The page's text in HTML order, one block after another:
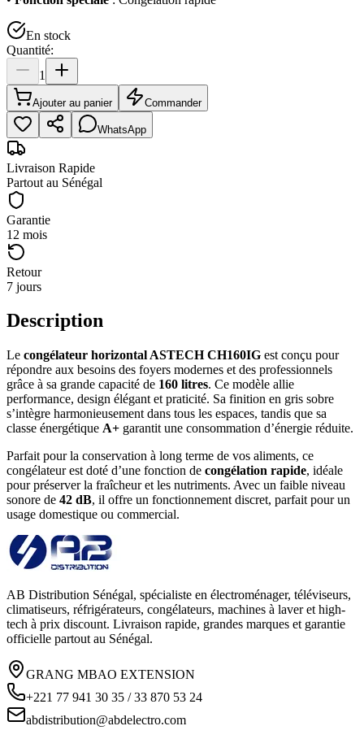
En stock
Quantité:
1
Ajouter au panier Commander
WhatsApp
Livraison Rapide
Partout au Sénégal
Garantie
12 mois
Retour
7 jours
Description
Le congélateur horizontal ASTECH CH160IG est conçu pour
répondre aux besoins des foyers modernes et des professionnels
grâce à sa grande capacité de 160 litres. Ce modèle allie
performance, design élégant et praticité. Sa finition en gris sobre
s’intègre harmonieusement dans tous les espaces, tandis que sa
classe énergétique A+ garantit une consommation d’énergie réduite.
Parfait pour la conservation à long terme de vos aliments, ce
congélateur est doté d’une fonction de congélation rapide, idéale
pour préserver la fraîcheur et les nutriments. Avec un faible niveau
sonore de 42 dB, il offre un fonctionnement discret, parfait pour un
usage domestique ou commercial.
AB Distribution Sénégal, spécialiste en électroménager, téléviseurs,
climatiseurs, réfrigérateurs, congélateurs, machines à laver et high-
tech à prix discount. Livraison rapide, grandes marques et garantie
officielle partout au Sénégal.
GRANG MBAO EXTENSION
+221 77 941 30 35 / 33 870 53 24
abdistribution@abdelectro.com